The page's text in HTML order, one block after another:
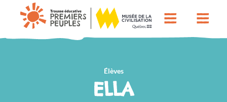
Élèves
ELLA